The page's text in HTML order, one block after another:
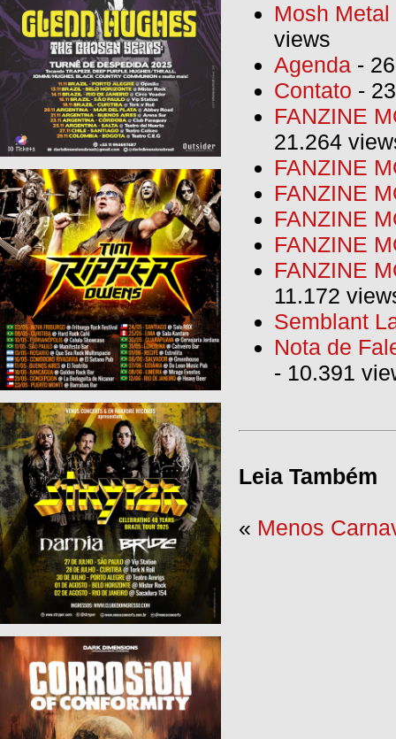
Mosh
views
Agenda -
Contato -
FANZINE
21.264
FANZINE
FANZINE
FANZINE
FANZINE
FANZINE
11.172
Semblant
Nota de
- 10.391
Leia Também
« Menos